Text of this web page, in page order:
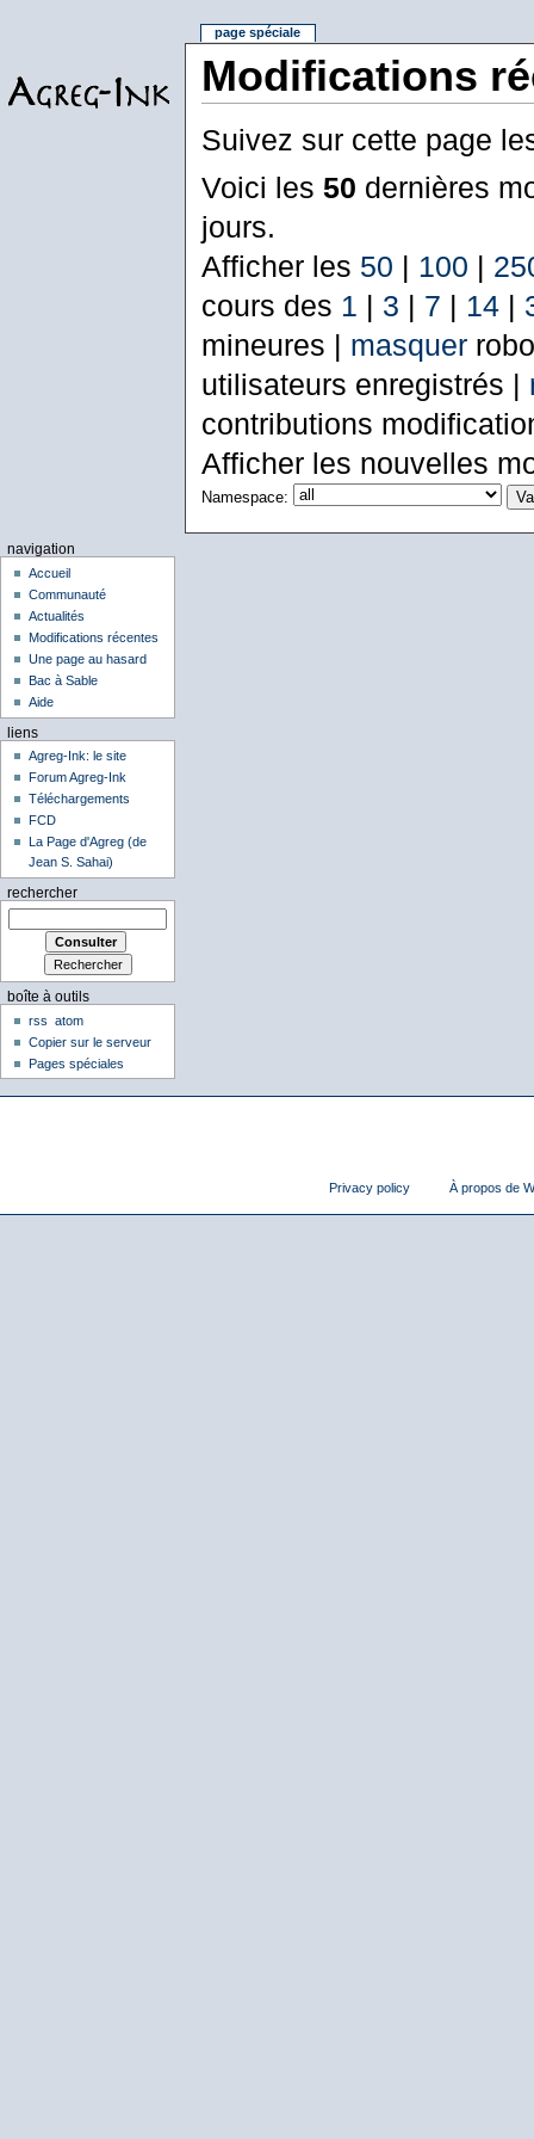
Modifications
Suivez sur cette page
Voici les 50 dernières
jours.
Afficher les 50 | 100 |
cours des 1 | 3 | 7 | 14|
mineures | masquer
utilisateurs enregistrés |
contributions
Afficher les nouvelles
Namespace:
page spéciale
navigation
Accueil
Communauté
Actualités
Modifications récentes
Une page au hasard
Bac à Sable
Aide
liens
Agreg-Ink: le site
Forum Agreg-Ink
Téléchargements
FCD
La Page d'Agreg (de
Jean S. Sahai)
rechercher
boîte à outils
rss
atom
Copier sur le serveur
Pages spéciales
Privacy policy À propos de